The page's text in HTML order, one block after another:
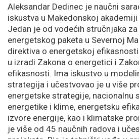
Aleksandar Dedinec je naučni
iskustva u Makedonskoj
Jedan je od vodećih stručnjaka
energetskog paketa u Severnoj
direktiva o energetskoj efikasnosti
u izradi Zakona o energetici i
efikasnosti. Ima iskustvo u
strategija i učestvovao je u više
energetske strategije, nacionalnu
energetike i klime, energetsku
izvore energije, kao i klimatske
je više od 45 naučnih radova i